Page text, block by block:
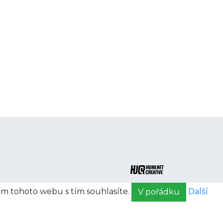
tohoto webu s tím souhlasíte. V pořádku Další